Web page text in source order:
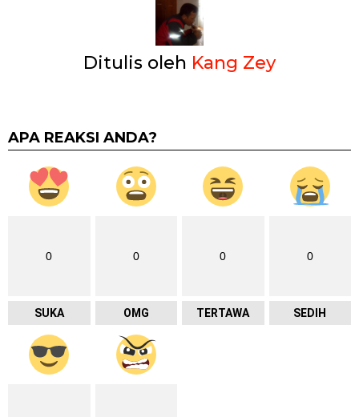
Ditulis oleh Kang Zey
APA REAKSI ANDA?
0
SUKA
0
OMG
0
TERTAWA
0
SEDIH